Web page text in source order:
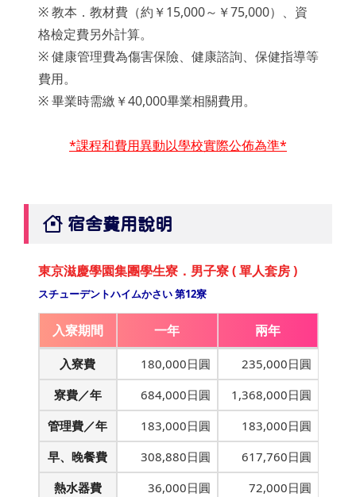
※ 教本．教材費（約￥15,000～￥75,000）、資
格檢定費另外計算。
※ 健康管理費為傷害保險、健康諮詢、保健指導等
費用。
※ 畢業時需繳￥40,000畢業相關費用。
*課程和費用異動以學校實際公佈為準*
宿舍費用說明
東京滋慶學園集團學生寮．男子寮 ( 單人套房 )
スチューデントハイムかさい 第12寮
入寮期間 一年 兩年
入寮費 180,000日圓
235,000日圓
寮費／年
684,000日圓
1,368,000日圓
管理費／年
183,000日圓
183,000日圓
早、晚餐費
308,880日圓
617,760日圓
熱水器費
36,000日圓
72,000日圓